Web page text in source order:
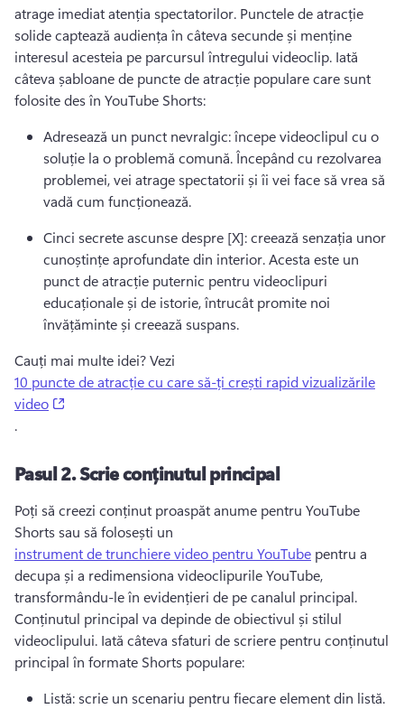
atrage imediat atenția spectatorilor. Punctele de atracție
solide captează audiența în câteva secunde și menține
interesul acesteia pe parcursul întregului videoclip. Iată
câteva șabloane de puncte de atracție populare care sunt
folosite des în YouTube Shorts:
Adresează un punct nevralgic: începe videoclipul cu o
soluție la o problemă comună. Începând cu rezolvarea
problemei, vei atrage spectatorii și îi vei face să vrea să
vadă cum funcționează.
Cinci secrete ascunse despre [X]: creează senzația unor
cunoștințe aprofundate din interior. Acesta este un
punct de atracție puternic pentru videoclipuri
educaționale și de istorie, întrucât promite noi
învățăminte și creează suspans.
Cauți mai multe idei? Vezi
10 puncte de atracție cu care să-ți crești rapid vizualizările
video
.
Pasul 2.Scrie conținutul principal
Poți să creezi conținut proaspăt anume pentru YouTube
Shorts sau să folosești un
instrument de trunchiere video pentru YouTube pentru a
decupa și a redimensiona videoclipurile YouTube,
Conținutul principal va depinde de obiectivul și stilul
videoclipului. Iată câteva sfaturi de scriere pentru conținutul
principal în formate Shorts populare: